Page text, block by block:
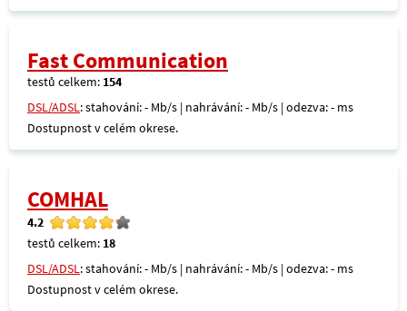
Fast Communication
testů celkem: 154
DSL/ADSL: stahování: - Mb/s | nahrávání: - Mb/s | odezva: - ms
Dostupnost v celém okrese.
COMHAL
4.2
testů celkem: 18
DSL/ADSL: stahování: - Mb/s | nahrávání: - Mb/s | odezva: - ms
Dostupnost v celém okrese.